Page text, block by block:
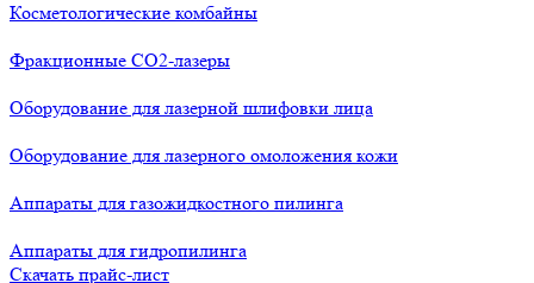
Косметологические комбайны
Фракционные СО2-лазеры
Оборудование для лазерной шлифовки лица
Оборудование для лазерного омоложения кожи
Аппараты для газожидкостного пилинга
Аппараты для гидропилинга
Скачать прайс-лист